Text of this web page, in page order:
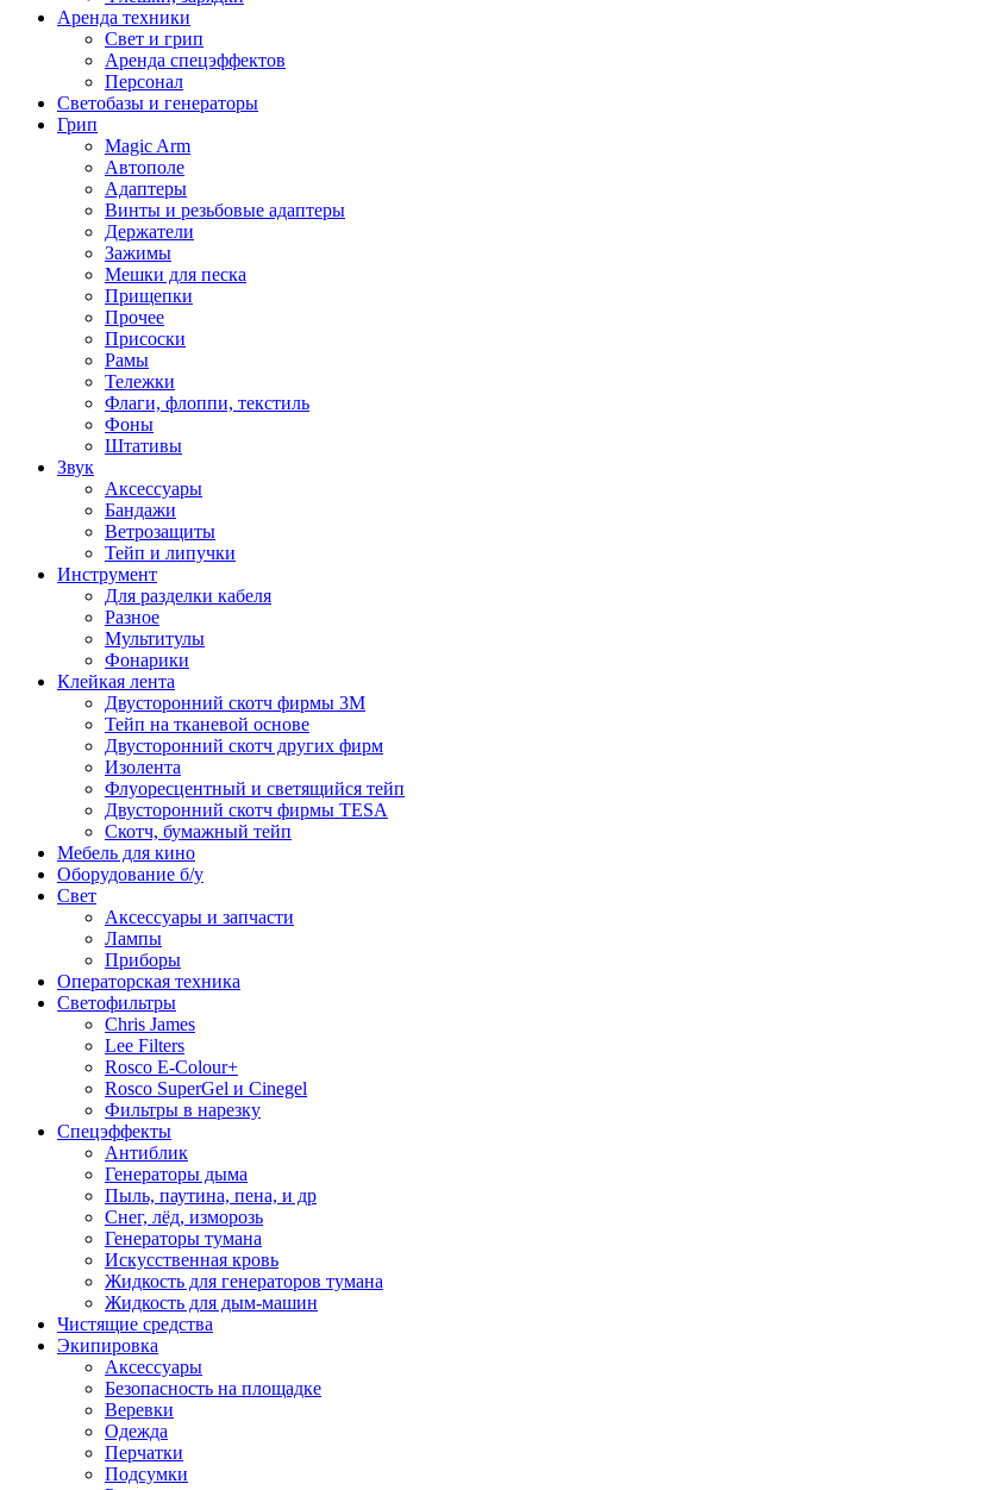
Аренда техники
Свет и грип
Аренда спецэффектов
Персонал
Светобазы и генераторы
Грип
Magic Arm
Автополе
Адаптеры
Винты и резьбовые адаптеры
Держатели
Зажимы
Мешки для песка
Прищепки
Прочее
Присоски
Рамы
Тележки
Флаги, флоппи, текстиль
Фоны
Штативы
Звук
Аксессуары
Бандажи
Ветрозащиты
Тейп и липучки
Инструмент
Для разделки кабеля
Разное
Мультитулы
Фонарики
Клейкая лента
Двусторонний скотч фирмы 3M
Тейп на тканевой основе
Двусторонний скотч других фирм
Изолента
Флуоресцентный и светящийся тейп
Двусторонний скотч фирмы TESA
Скотч, бумажный тейп
Мебель для кино
Оборудование б/у
Свет
Аксессуары и запчасти
Лампы
Приборы
Операторская техника
Светофильтры
Chris James
Lee Filters
Rosco E-Colour+
Rosco SuperGel и Cinegel
Фильтры в нарезку
Спецэффекты
Антиблик
Генераторы дыма
Пыль, паутина, пена, и др
Снег, лёд, изморозь
Генераторы тумана
Искусственная кровь
Жидкость для генераторов тумана
Жидкость для дым-машин
Чистящие средства
Экипировка
Аксессуары
Безопасность на площадке
Веревки
Одежда
Перчатки
Подсумки